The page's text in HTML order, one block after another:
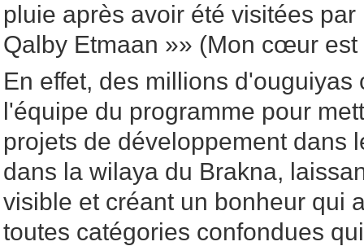
pluie après avoir été visitées
Qalby Etmaan »» (Mon cœur est
En effet, des millions d'ouguiyas
l'équipe du programme pour
projets de développement dans
dans la wilaya du Brakna,
visible et créant un bonheur qui
toutes catégories confondues